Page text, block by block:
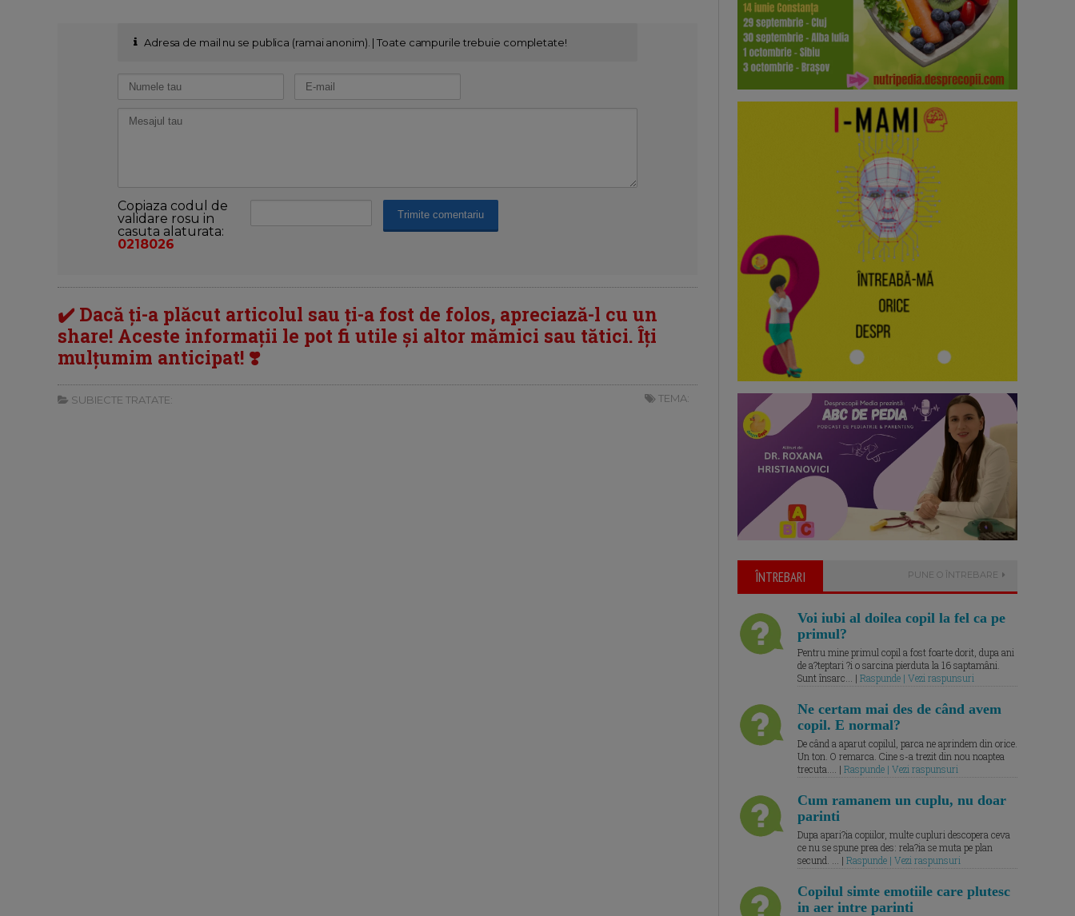
Adresa de mail nu se publica (ramai anonim). | Toate campurile trebuie completate!
Copiaza codul de
validare rosu in
casuta alaturata:
0218026
✔️ Dacă ți-a plăcut articolul sau ți-a fost de folos, apreciază-l cu un
share! Aceste informații le pot fi utile și altor mămici sau tătici. Îți
mulțumim anticipat! ❣️
SUBIECTE TRATATE: TEMA:
ÎNTREBARI PUNE O ÎNTREBARE
Voi iubi al doilea copil la fel ca pe
primul?
Pentru mine primul copil a fost foarte dorit, dupa ani
de a?teptari ?i o sarcina pierduta la 16 saptamâni.
Sunt însarc... | Raspunde | Vezi raspunsuri
Ne certam mai des de când avem
copil. E normal?
De când a aparut copilul, parca ne aprindem din orice.
Un ton. O remarca. Cine s-a trezit din nou noaptea
trecuta.... | Raspunde | Vezi raspunsuri
Cum ramanem un cuplu, nu doar
parinti
Dupa apari?ia copiilor, multe cupluri descopera ceva
ce nu se spune prea des: rela?ia se muta pe plan
secund. ... | Raspunde | Vezi raspunsuri
Copilul simte emotiile care plutesc
in aer intre parinti